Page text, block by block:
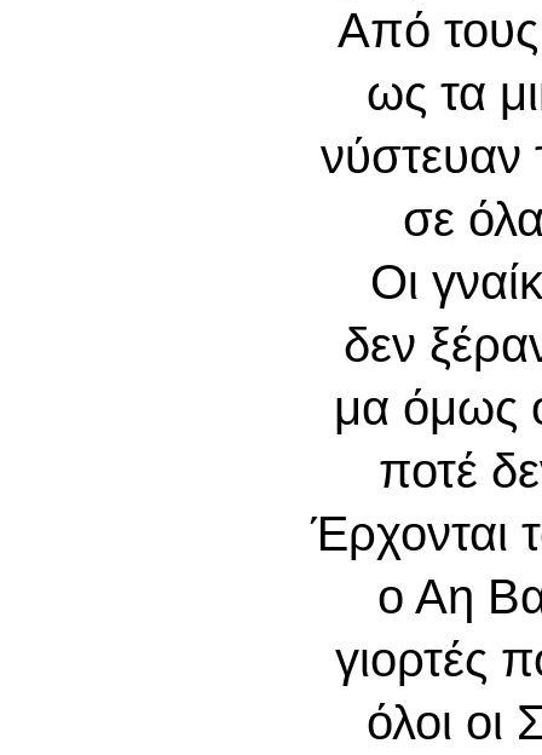
Από
ως τα
νύστευαν
σε
Οι
δεν
μα όμως
ποτέ
Έρχονται
ο Αη
γιορτές
όλοι οι